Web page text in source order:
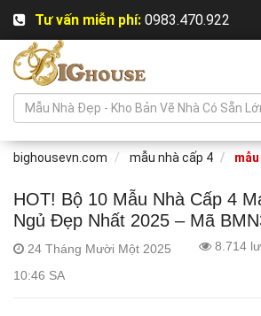
Tư vấn miễn phí: 0983.470.922
bighousevn.com mẫu nhà cấp 4
HOT! Bộ 10 Mẫu Nhà Cấp 4
Ngủ Đẹp Nhất 2025 – Mã
24 Tháng Mười Một 2025
10:46 SA
8.714